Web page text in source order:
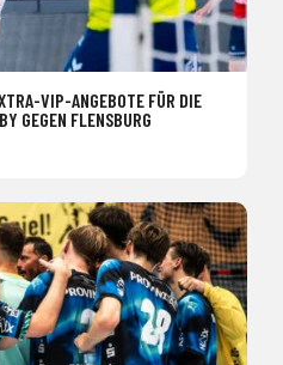
VIP-ANGEBOTE FÜR DIE
GEGEN FLENSBURG